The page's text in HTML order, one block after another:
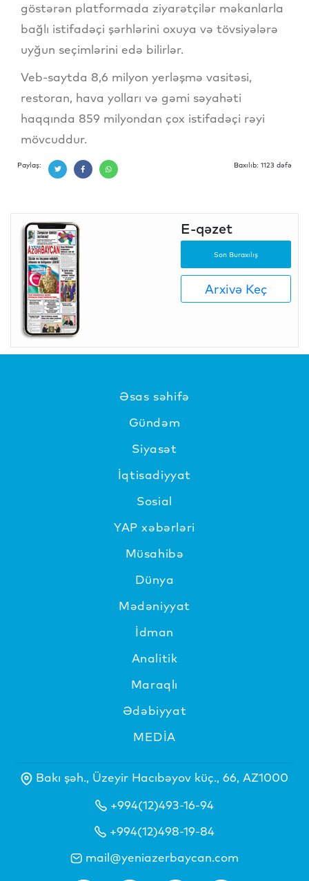
göstərən platformada ziyarətçilər məkanlarla
bağlı istifadəçi şərhlərini oxuya və tövsiyələrə
uyğun seçimlərini edə bilirlər.
Veb-saytda 8,6 milyon yerləşmə vasitəsi,
restoran, hava yolları və gəmi səyahəti
haqqında 859 milyondan çox istifadəçi rəyi
mövcuddur.
Paylaş: Baxılıb: 1123 dəfə
E-qəzet
Son Buraxılış
Arxivə Keç
Əsas səhifə
Gündəm
Siyasət
İqtisadiyyat
Sosial
YAP xəbərləri
Müsahibə
Dünya
Mədəniyyat
İdman
Analitik
Maraqlı
Ədəbiyyat
MEDİA
Bakı şəh., Üzeyir Hacıbəyov küç., 66, AZ1000
+994(12)493-16-94
+994(12)498-19-84
mail@yeniazerbaycan.com